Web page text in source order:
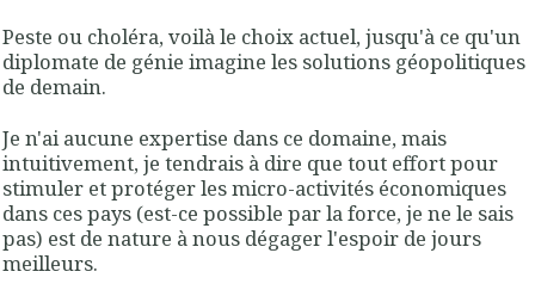
Peste ou choléra, voilà le choix actuel, jusqu'à ce qu'un
diplomate de génie imagine les solutions géopolitiques
de demain.
Je n'ai aucune expertise dans ce domaine, mais
intuitivement, je tendrais à dire que tout effort pour
stimuler et protéger les micro-activités économiques
dans ces pays (est-ce possible par la force, je ne le sais
pas) est de nature à nous dégager l'espoir de jours
meilleurs.